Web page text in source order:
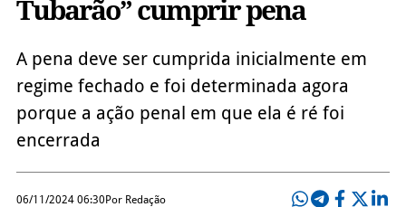
Tubarão” cumprir pena
A pena deve ser cumprida inicialmente em
regime fechado e foi determinada agora
porque a ação penal em que ela é ré foi
encerrada
06/11/2024 06:30Por Redação